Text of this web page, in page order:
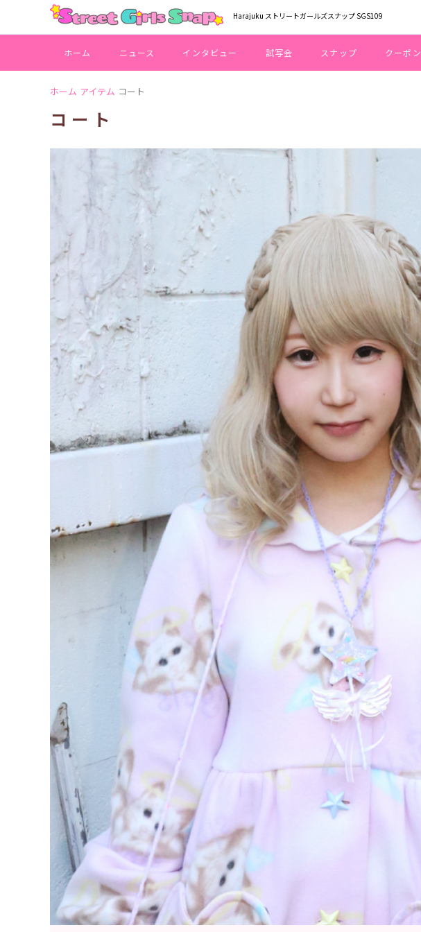
Harajuku ストリートガールズスナップ SGS109
ホーム ニュース インタビュー 試写会 スナップ クーポン
ホーム アイテム コート
コート